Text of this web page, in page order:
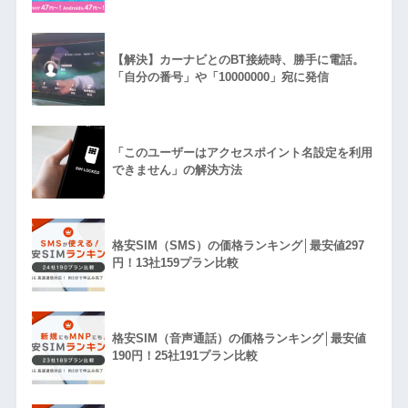
【解決】カーナビとのBT接続時、勝手に電話。
「自分の番号」や「10000000」宛に発信
「このユーザーはアクセスポイント名設定を利用
できません」の解決方法
格安SIM（SMS）の価格ランキング│最安値297
円！13社159プラン比較
格安SIM（音声通話）の価格ランキング│最安値
190円！25社191プラン比較